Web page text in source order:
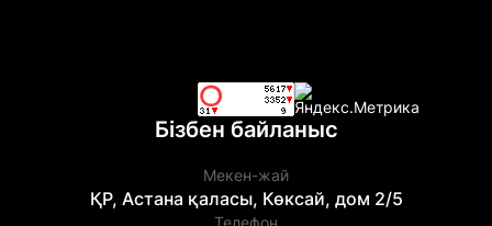
Бізбен байланыс
Мекен-жай
ҚР, Астана қаласы, Көксай, дом 2/5